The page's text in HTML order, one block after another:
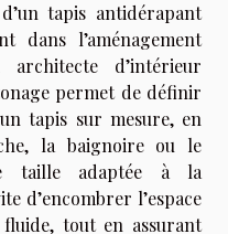
tapis antidérapant
dans l’aménagement
d’intérieur
permet de définir
tapis sur mesure, en
la baignoire ou le
taille adaptée à la
d’encombrer l’espace
tout en assurant